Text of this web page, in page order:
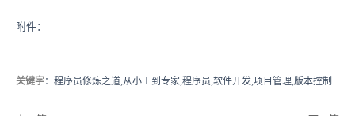
附件：
关键字：程序员修炼之道,从小工到专家,程序员,软件开发,项目管理,版本控制